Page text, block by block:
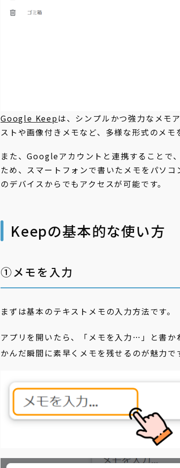
Google Keepは、シンプルかつ強力なメモ
ストや画像付きメモなど、多様な形式のメモ
また、Googleアカウントと連携することで
ため、スマートフォンで書いたメモをパソ
のデバイスからでもアクセスが可能です。
Keepの基本的な使い方
①メモを入力
まずは基本のテキストメモの入力方法です。
アプリを開いたら、「メモを入力…」と書か
かんだ瞬間に素早くメモを残せるのが魅力で